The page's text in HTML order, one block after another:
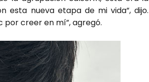
esta nue­va eta­pa de mi vida”, dijo.
por creer en mí”, agre­gó.